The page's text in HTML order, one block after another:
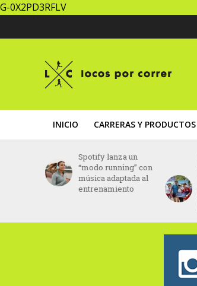
G-0X2PD3RFLV
INICIO CARRERAS Y PRODUCTOS
Spotify lanza un
“modo running” con
música adaptada al
entrenamiento